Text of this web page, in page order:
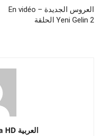
En vidéo – العروس الجديدة
الحلقة Yeni Gelin 2
Turkish Drama HD العربية